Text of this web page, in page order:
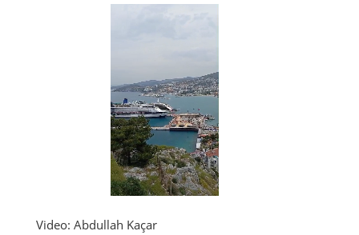
Video: Abdullah Kaçar